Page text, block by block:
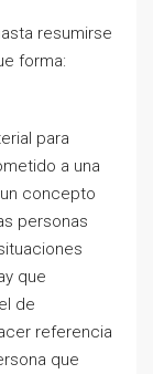
resumirse
forma:
para
a una
concepto
personas
que
de
referencia
que